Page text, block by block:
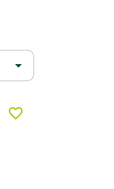

favorite_border